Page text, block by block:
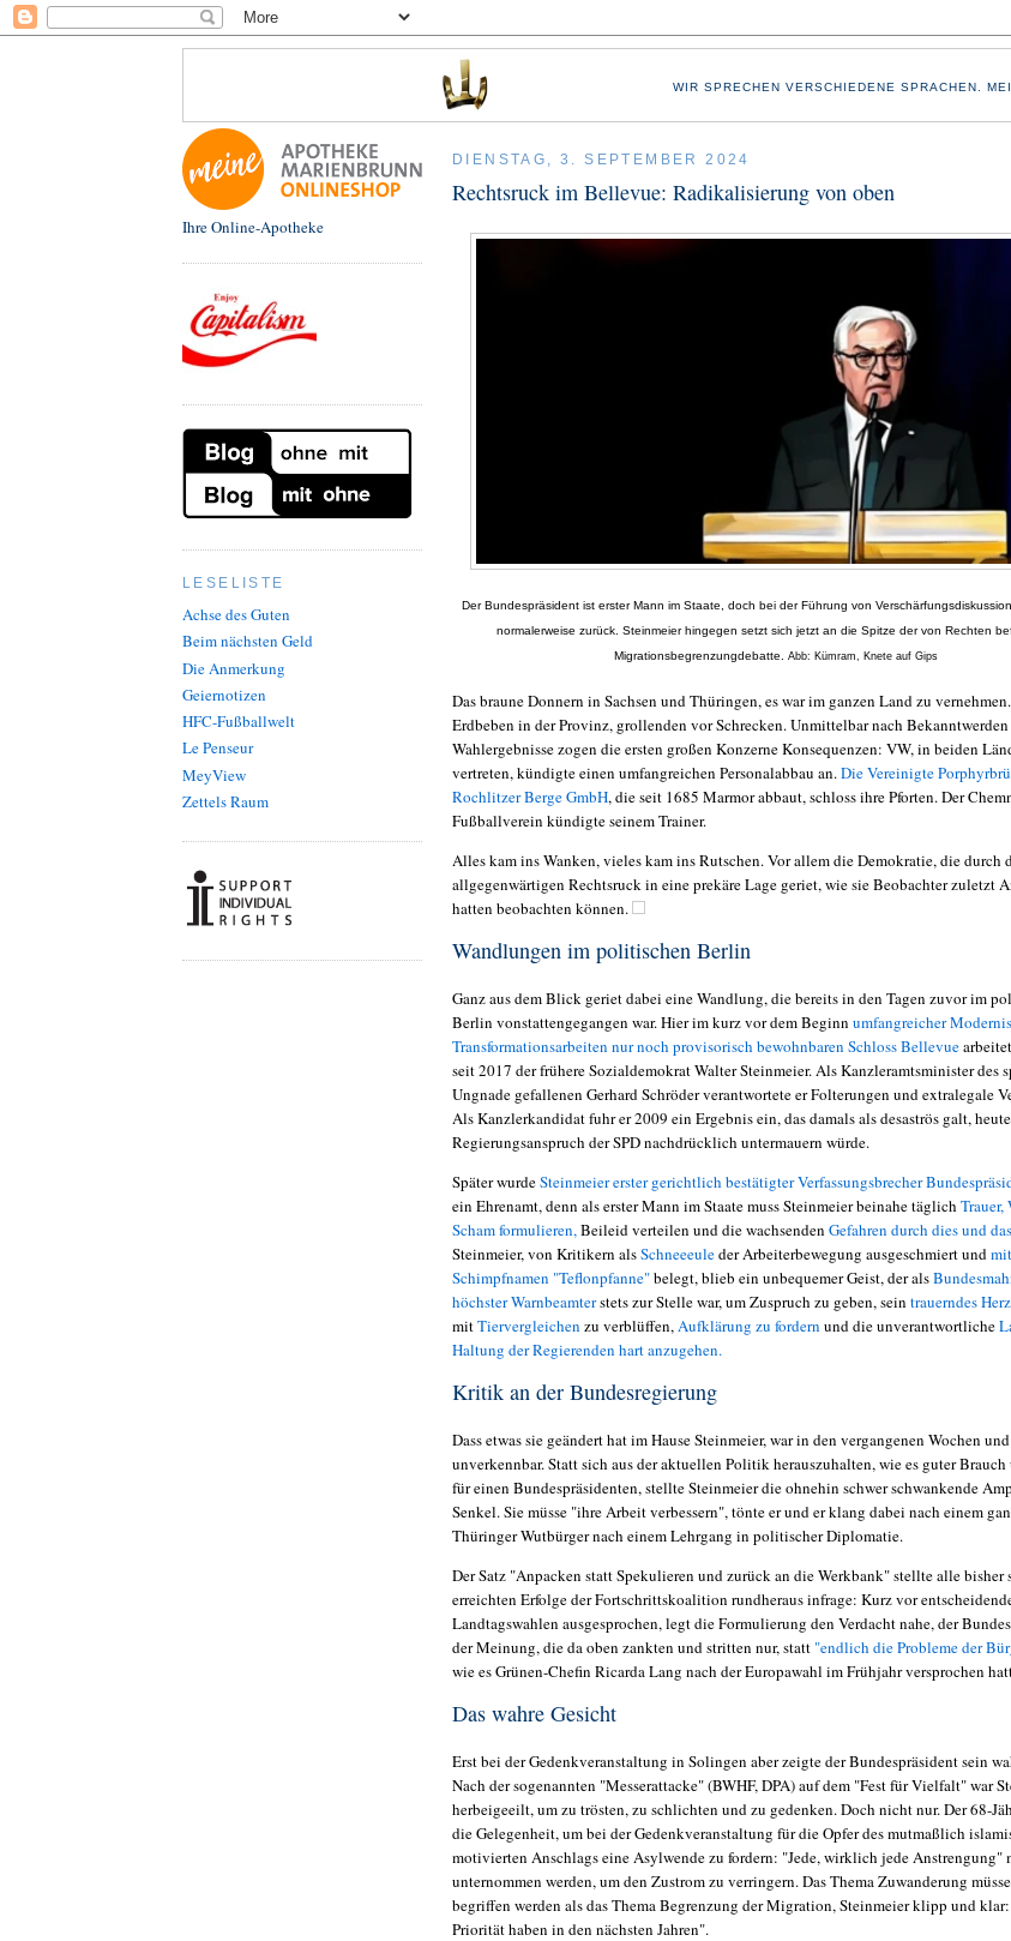
WIR SPRECHEN VERSCHIEDENE SPRACHEN.
Ihre Online-Apotheke
LESELISTE
Achse des Guten
Beim nächsten Geld
Die Anmerkung
Geiernotizen
HFC-Fußballwelt
Le Penseur
MeyView
Zettels Raum
DIENSTAG, 3. SEPTEMBER 2024
Rechtsruck im Bellevue: Radikalisierung von oben
Der Bundespräsident ist erster Mann im Staate, doch bei der Führung von
normalerweise zurück. Steinmeier hingegen setzt sich jetzt an die Spitze der von Rechten
Migrationsbegrenzungdebatte. Abb: Kümram, Knete auf Gips
Das braune Donnern in Sachsen und Thüringen, es war im ganzen Land zu
Erdbeben in der Provinz, grollenden vor Schrecken. Unmittelbar nach
Wahlergebnisse zogen die ersten großen Konzerne Konsequenzen: VW, in beiden
vertreten, kündigte einen umfangreichen Personalabbau an. Die Vereinigte
Rochlitzer Berge GmbH, die seit 1685 Marmor abbaut, schloss ihre Pforten. Der
Fußballverein kündigte seinem Trainer.
Alles kam ins Wanken, vieles kam ins Rutschen. Vor allem die Demokratie, die durch
allgegenwärtigen Rechtsruck in eine prekäre Lage geriet, wie sie Beobachter zuletzt
hatten beobachten können.
Wandlungen im politischen Berlin
Ganz aus dem Blick geriet dabei eine Wandlung, die bereits in den Tagen zuvor im
Berlin vonstattengegangen war. Hier im kurz vor dem Beginn umfangreicher
Transformationsarbeiten nur noch provisorisch bewohnbaren Schloss Bellevue
seit 2017 der frühere Sozialdemokrat Walter Steinmeier. Als Kanzleramtsminister des
Ungnade gefallenen Gerhard Schröder verantwortete er Folterungen und extralegale
Als Kanzlerkandidat fuhr er 2009 ein Ergebnis ein, das damals als desaströs galt,
Regierungsanspruch der SPD nachdrücklich untermauern würde.
Später wurdeSteinmeier erster gerichtlich bestätigterVerfassungsbrecher
ein Ehrenamt, denn als erster Mann im Staate muss Steinmeier beinahe täglich Trauer,
Scham formulieren, Beileid verteilen und die wachsenden Gefahren durch dies und
Steinmeier, von Kritikern alsSchneeeuleder Arbeiterbewegung ausgeschmiert und
Schimpfnamen "Teflonpfanne"belegt, blieb ein unbequemer Geist, der als
höchster Warnbeamterstets zur Stelle war, um Zuspruch zu geben, sein trauerndes
mitTiervergleichen zu verblüffen, Aufklärung zu fordern und die unverantwortliche
Haltung der Regierenden hart anzugehen.
Kritik an der Bundesregierung
Dass etwas sie geändert hat im Hause Steinmeier, war in den vergangenen Wochen
unverkennbar. Statt sich aus der aktuellen Politik herauszuhalten, wie es guter
für einen Bundespräsidenten, stellte Steinmeier die ohnehin schwer schwankende
Senkel. Sie müsse "ihre Arbeit verbessern", tönte er und er klang dabei nach einem
Thüringer Wutbürger nach einem Lehrgang in politischer Diplomatie.
Der Satz "Anpacken statt Spekulieren und zurück an die Werkbank" stellte alle bisher
erreichten Erfolge der Fortschrittskoalition rundheraus infrage: Kurz vor
Landtagswahlen ausgesprochen, legt die Formulierung den Verdacht nahe, der
der Meinung, die da oben zankten und stritten nur, statt "endlich die Probleme der
wie es Grünen-Chefin Ricarda Lang nach der Europawahl im Frühjahr versprochen
Das wahre Gesicht
Erst bei der Gedenkveranstaltung in Solingen aber zeigte der Bundespräsident sein
Nach der sogenannten "Messerattacke" (BWHF, DPA) auf dem "Fest für Vielfalt" war
herbeigeeilt, um zu trösten, zu schlichten und zu gedenken. Doch nicht nur. Der 68-
die Gelegenheit, um bei der Gedenkveranstaltung für die Opfer des mutmaßlich
motivierten Anschlags eine Asylwende zu fordern: "Jede, wirklich jede Anstrengung"
unternommen werden, um den Zustrom zu verringern. Das Thema Zuwanderung
begriffen werden als das Thema Begrenzung der Migration, Steinmeier klipp und klar:
Priorität haben in den nächsten Jahren".